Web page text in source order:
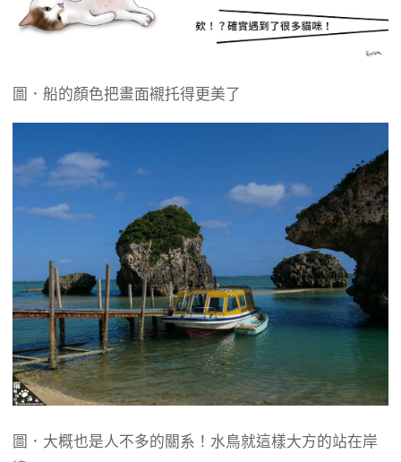
圖．船的顏色把畫面襯托得更美了
圖．大概也是人不多的關系！水鳥就這樣大方的站在岸